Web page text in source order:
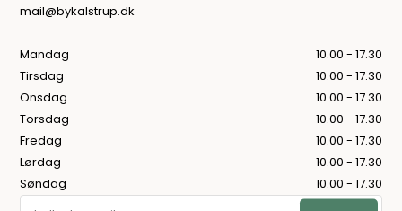
mail@bykalstrup.dk
Mandag
10.00 - 17.30
Tirsdag
10.00 - 17.30
Onsdag
10.00 - 17.30
Torsdag
10.00 - 17.30
Fredag
10.00 - 17.30
Lørdag
10.00 - 17.30
Søndag
10.00 - 17.30